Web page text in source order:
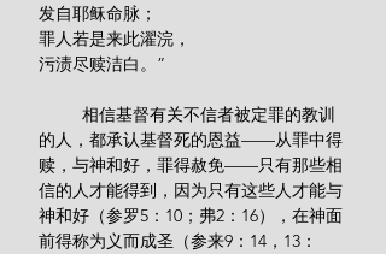
发自耶稣命脉；
罪人若是来此濯浣，
污渍尽赎洁白。”
的人，都承认基督死的恩益——从罪中得
赎，与神和好，罪得赦免——只有那些相
信的人才能得到，因为只有这些人才能与
神和好（参罗5：10；弗2：16），在神面
前得称为义而成圣（参来9：14，13：